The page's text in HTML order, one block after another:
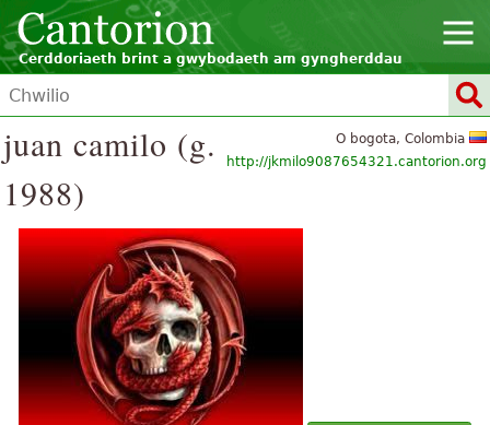
Cerddoriaeth brint a gwybodaeth am gyngherddau
O bogota, Colombia
http://jkmilo9087654321.cantorion.org
juan camilo (g.
1988)